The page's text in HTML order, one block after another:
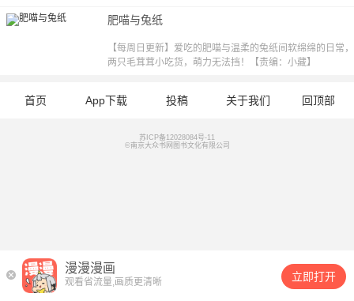
肥喵与兔纸
【每周日更新】爱吃的肥喵与温柔的兔纸间软绵绵的日常，
两只毛茸茸小吃货，萌力无法挡！【责编：小藏】
首页 App下载 投稿 关于我们 回顶部
苏ICP备12028084号-11
©南京大众书网图书文化有限公司
漫漫漫画
观看省流量,画质更清晰 立即打开